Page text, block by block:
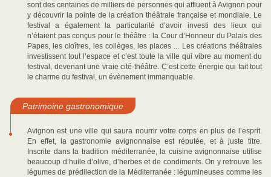
sont des centaines de milliers de personnes qui affluent à Avignon pour
y découvrir la pointe de la création théâtrale française et mondiale. Le
festival a également la particularité d’avoir investi des lieux qui
n’étaient pas conçus pour le théâtre : la Cour d’Honneur du Palais des
Papes, les cloîtres, les collèges, les places ... Les créations théâtrales
investissent tout l’espace et c’est toute la ville qui vibre au moment du
festival, devenant une vraie cité-théâtre. C’est cette énergie qui fait tout
le charme du festival, un évènement immanquable.
Patrimoine gastronomique
Avignon est une ville qui saura nourrir votre corps en plus de l’esprit.
En effet, la gastronomie avignonnaise est réputée, et à juste titre.
Inscrite dans la tradition méditerranée, la cuisine avignonnaise utilise
beaucoup d’huile d’olive, d’herbes et de condiments. On y retrouve les
légumes de prédilection de la Méditerranée : légumineuses comme les